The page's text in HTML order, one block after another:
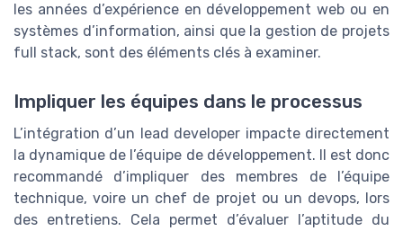
les années d’expérience en développement web ou en
systèmes d’information, ainsi que la gestion de projets
full stack, sont des éléments clés à examiner.
Impliquer les équipes dans le processus
L’intégration d’un lead developer impacte directement
la dynamique de l’équipe de développement. Il est donc
recommandé d’impliquer des membres de l’équipe
technique, voire un chef de projet ou un devops, lors
des entretiens. Cela permet d’évaluer l’aptitude du